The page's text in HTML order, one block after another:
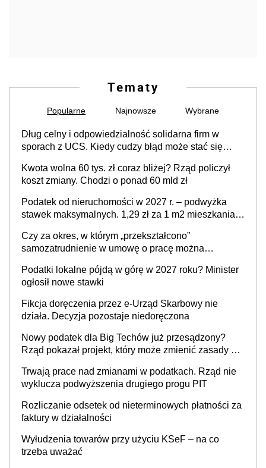
Tematy
Popularne Najnowsze Wybrane
Dług celny i odpowiedzialność solidarna firm w
sporach z UCS. Kiedy cudzy błąd może stać się
Kwota wolna 60 tys. zł coraz bliżej? Rząd policzył
koszt zmiany. Chodzi o ponad 60 mld zł
Podatek od nieruchomości w 2027 r. – podwyżka
stawek maksymalnych. 1,29 zł za 1 m2 mieszkania,
prowadzeniem działalności gospodarczej
Czy za okres, w którym „przekształcono”
samozatrudnienie w umowę o pracę można
cywilnoprawnej jedynym racjonalnym wyjściem
Podatki lokalne pójdą w górę w 2027 roku? Minister
ogłosił nowe stawki
Fikcja doręczenia przez e-Urząd Skarbowy nie
działa. Decyzja pozostaje niedoręczona
Nowy podatek dla Big Techów już przesądzony?
Rząd pokazał projekt, który może zmienić zasady gry
Trwają prace nad zmianami w podatkach. Rząd nie
wyklucza podwyższenia drugiego progu PIT
Rozliczanie odsetek od nieterminowych płatności za
faktury w działalności
Wyłudzenia towarów przy użyciu KSeF – na co
trzeba uważać